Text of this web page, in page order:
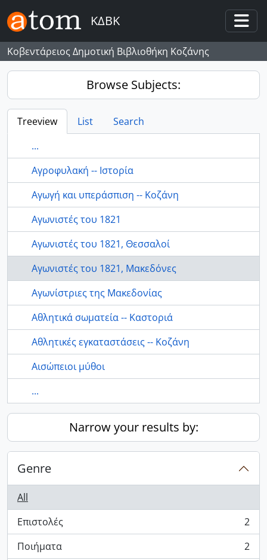
Skip to main content
ΚΔΒΚ
Κοβεντάρειος Δημοτική Βιβλιοθήκη Κοζάνης
Browse Subjects:
Treeview List
Search
...
Αγροφυλακή -- Ιστορία
Αγωγή και υπεράσπιση -- Κοζάνη
Αγωνιστές του 1821
Αγωνιστές του 1821, Θεσσαλοί
Αγωνιστές του 1821, Μακεδόνες
Αγωνίστριες της Μακεδονίας
Αθλητικά σωματεία -- Καστοριά
Αθλητικές εγκαταστάσεις -- Κοζάνη
Αισώπειοι μύθοι
...
Narrow your results by:
Genre
All
Επιστολές
, 2 results
2
Ποιήματα
, 2 results
2